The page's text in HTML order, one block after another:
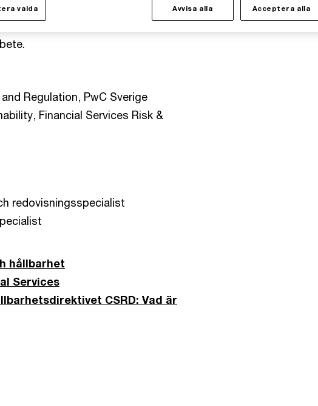
hjälper oss att reda ut vad som
Regulation, PwC Sverige
Financial Services Risk &
redovisningsspecialist
hållbarhet
Services
CSRD: Vad är
valda Avvisa alla Acceptera alla